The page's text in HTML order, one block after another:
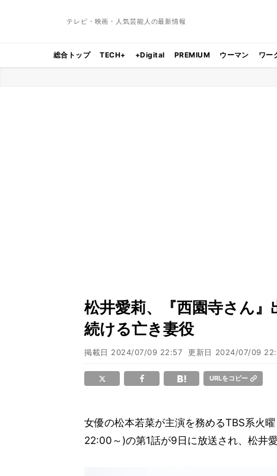
テレビ・映画・人気芸能人の最新情報
総合トップ TECH+ +Digital PREMIUM ウーマン ワー
松井愛莉、『西園寺さん
続ける亡き妻役
掲載日 2024/07/09 22:57 更新日 2024/07/09
URLをコピー
女優の松本若菜が主演を務めるTBS系火曜
22:00～)の第1話が9日に放送され、松井